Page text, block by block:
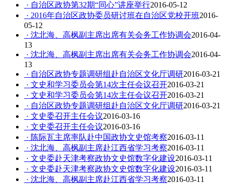
· 自治区政协第32期“同心”讲座举行2016-05-12
· 2016年自治区政协委员研讨班在自治区党校开班2016-
05-12
· 沈北海、高枫副主席出席有关会务工作协调会2016-04-
13
· 沈北海、高枫副主席出席有关会务工作协调会2016-04-
13
· 自治区政协专题调研组赴自治区文化厅调研2016-03-21
· 文史和学习委员会第14次主任会议召开2016-03-21
· 文史和学习委员会第14次主任会议召开2016-03-21
· 自治区政协专题调研组赴自治区文化厅调研2016-03-21
· 文史委召开主任会议2016-03-16
· 文史委召开主任会议2016-03-16
· 陈际瓦主席率队赴中国政协文史馆考察2016-03-11
· 沈北海、高枫副主席赴江西省学习考察2016-03-11
· 文史委赴天津考察政协文史馆数字化建设2016-03-11
· 文史委赴天津考察政协文史馆数字化建设2016-03-11
· 沈北海、高枫副主席赴江西省学习考察2016-03-11